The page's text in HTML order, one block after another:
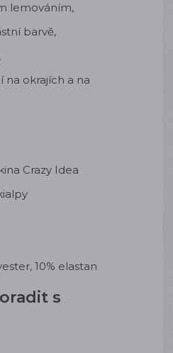
lemováním,
barvě,
na okrajích a na
Crazy Idea
10% elastan
s